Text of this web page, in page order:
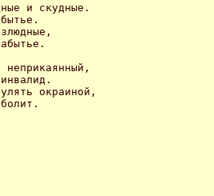
и скудные.
окраиной,